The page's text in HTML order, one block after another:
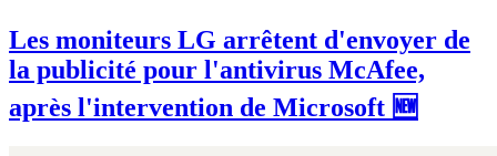
Les moniteurs LG arrêtent d'envoyer de
la publicité pour l'antivirus McAfee,
après l'intervention de Microsoft 🆕